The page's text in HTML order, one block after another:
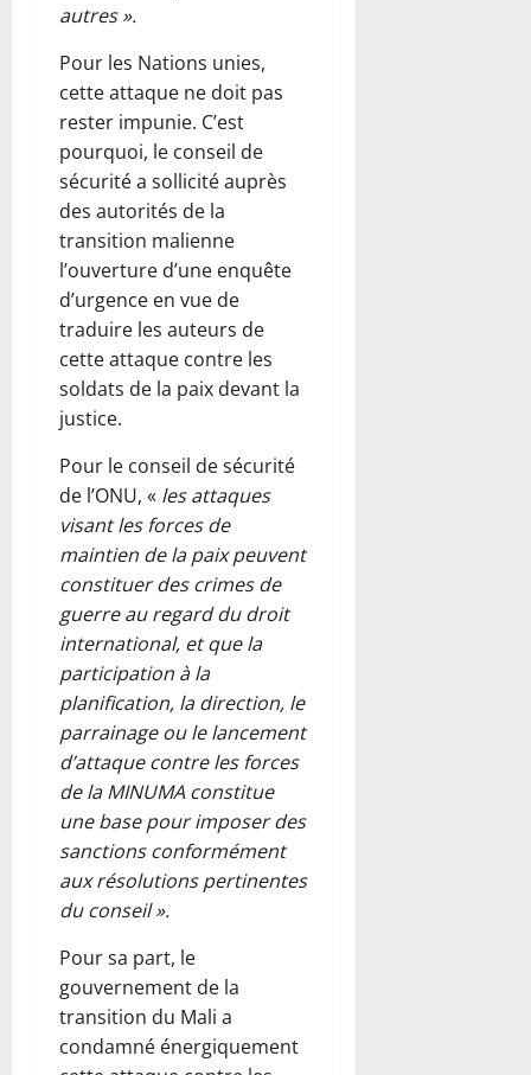
autres ».
Pour les Nations unies,
cette attaque ne doit pas
rester impunie. C’est
pourquoi, le conseil de
sécurité a sollicité auprès
des autorités de la
transition malienne
l’ouverture d’une enquête
d’urgence en vue de
traduire les auteurs de
cette attaque contre les
soldats de la paix devant la
justice.
Pour le conseil de sécurité
de l’ONU, « les attaques
visant les forces de
maintien de la paix peuvent
constituer des crimes de
guerre au regard du droit
international, et que la
participation à la
planification, la direction, le
parrainage ou le lancement
d’attaque contre les forces
de la MINUMA constitue
une base pour imposer des
sanctions conformément
aux résolutions pertinentes
du conseil ».
Pour sa part, le
gouvernement de la
transition du Mali a
condamné énergiquement